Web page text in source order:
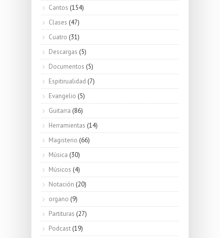
Cantos (154)
Clases (47)
Cuatro (31)
Descargas (5)
Documentos (5)
Espitirualidad (7)
Evangelio (5)
Guitarra (86)
Herramientas (14)
Magisterio (66)
Música (30)
Músicos (4)
Notación (20)
organo (9)
Partituras (27)
Podcast (19)